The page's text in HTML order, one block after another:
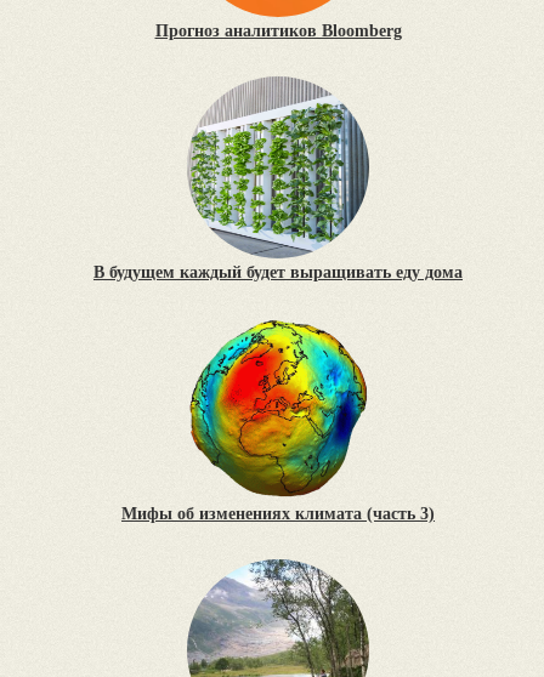
Прогноз аналитиков Bloomberg
В будущем каждый будет выращивать еду дома
Мифы об изменениях климата (часть 3)